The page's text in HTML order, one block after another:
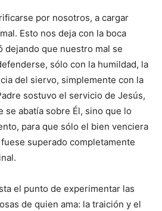
por nosotros, a cargar
Esto nos deja con la boca
dejando que nuestro mal se
sólo con la humildad, la
del siervo, simplemente con la
sostuvo el servicio de Jesús,
se abatía sobre Él, sino que lo
para que sólo el bien venciera
superado completamente
el punto de experimentar las
de quien ama: la traición y el